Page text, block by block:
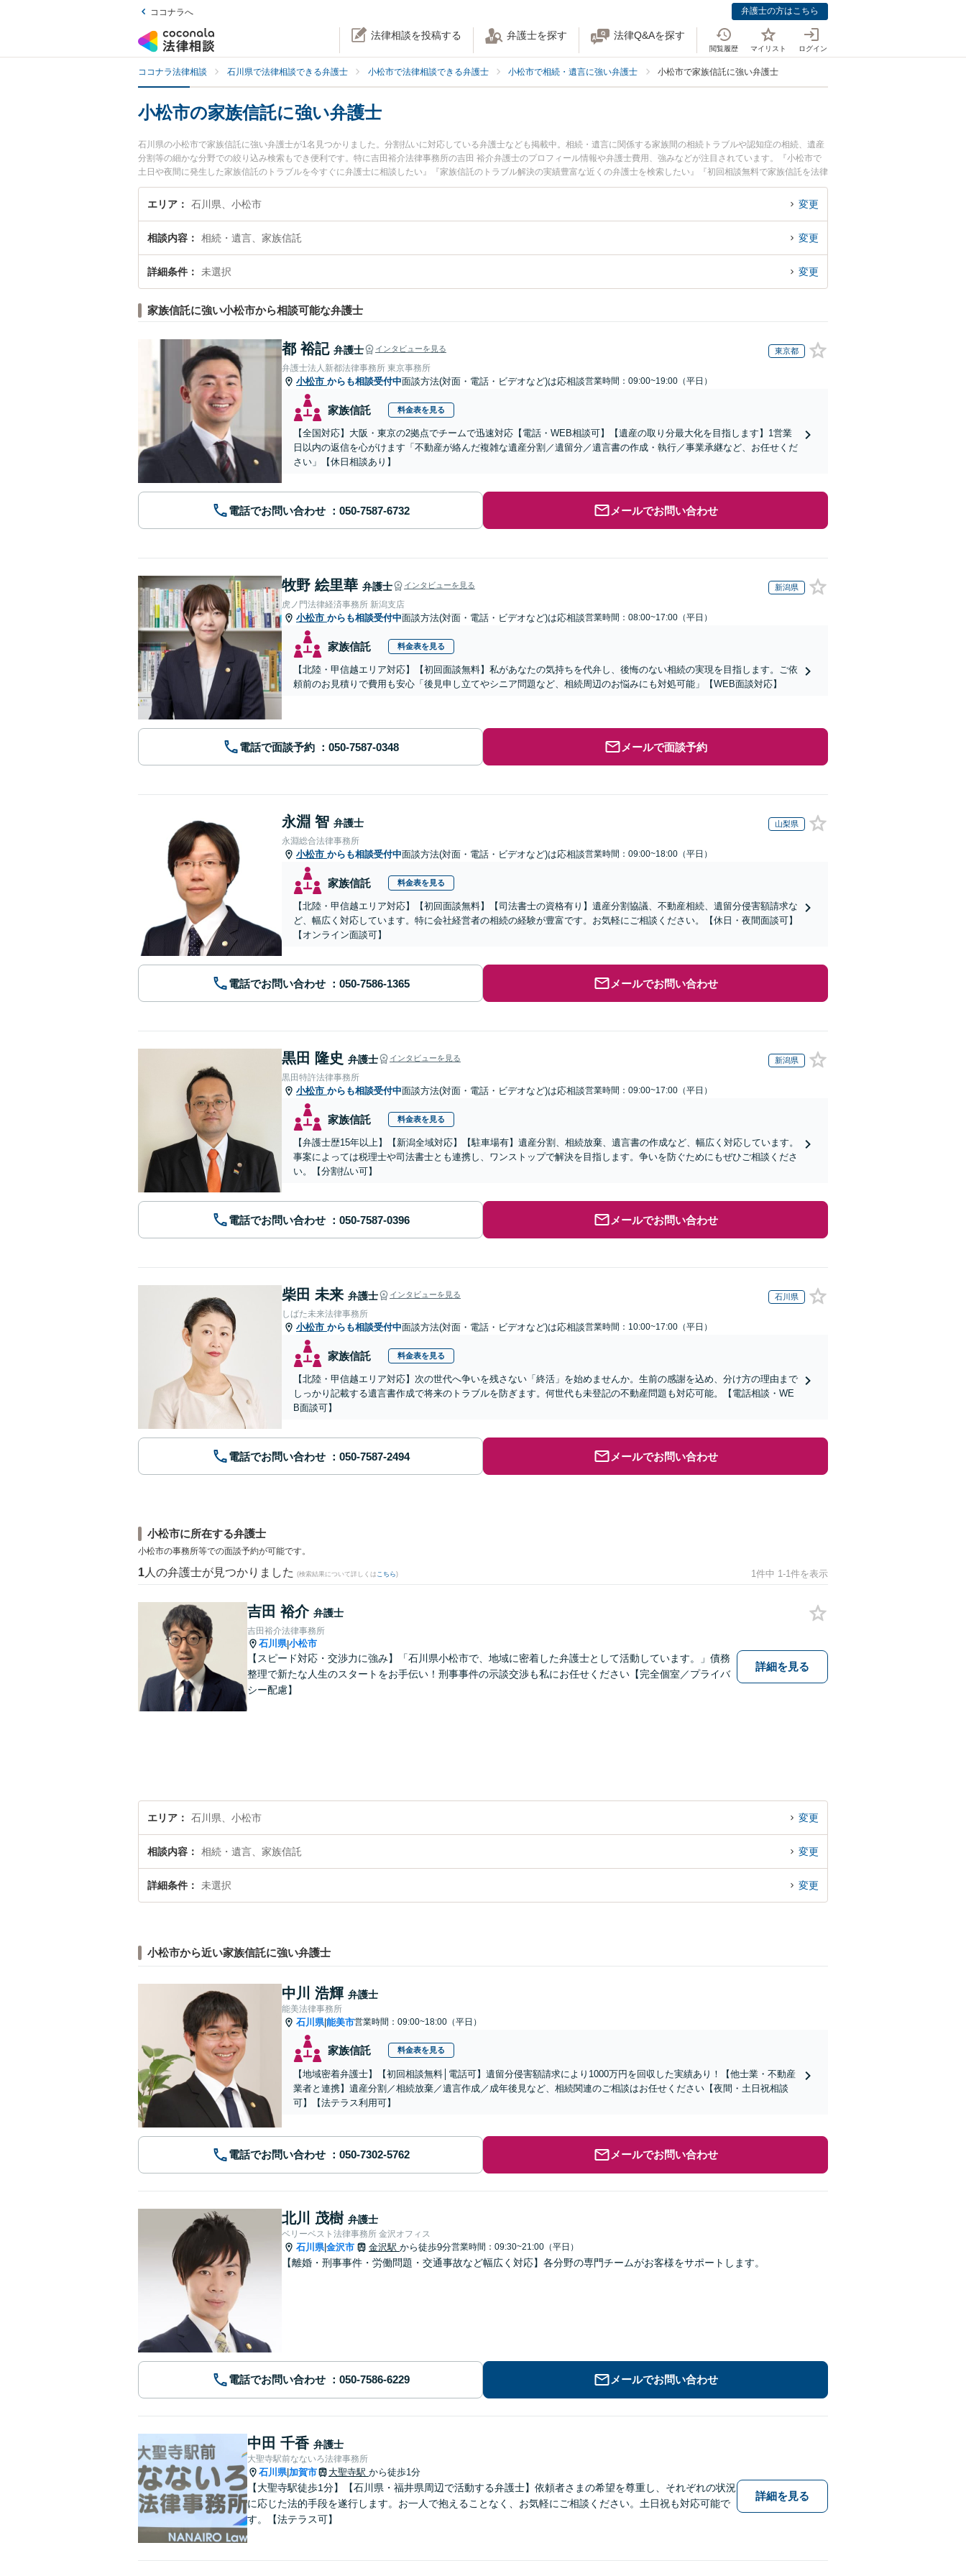
ココナラへ 弁護士の方はこちら
法律相談を投稿する 弁護士を探す 法律Q&Aを探す
閲覧履歴 マイリスト ログイン
ココナラ法律相談 石川県で法律相談できる弁護士 小松市で法律相談できる弁護士 小松市で相続・遺言に強い弁護士 小松市で家族信託に強い弁護士
小松市の家族信託に強い弁護士
石川県の小松市で家族信託に強い弁護士が1名見つかりました。分割払いに対応している弁護士なども掲載中。相続・遺言に関係する家族間の相続トラブルや認知症の相続、遺産
分割等の細かな分野での絞り込み検索もでき便利です。特に吉田裕介法律事務所の吉田 裕介弁護士のプロフィール情報や弁護士費用、強みなどが注目されています。『小松市で
土日や夜間に発生した家族信託のトラブルを今すぐに弁護士に相談したい』『家族信託のトラブル解決の実績豊富な近くの弁護士を検索したい』『初回相談無料で家族信託を法律
相談できる小松市内の弁護士に相談予約したい』などでお困りの相談者さんにおすすめです。
エリア 石川県、小松市 変更
相談内容 相続・遺言、家族信託 変更
詳細条件 未選択 変更
家族信託に強い小松市から相談可能な弁護士
都 裕記 弁護士 インタビューを見る 東京都
弁護士法人新都法律事務所 東京事務所
小松市 からも相談受付中面談方法(対面・電話・ビデオなど)は応相談営業時間：09:00~19:00（平日）
家族信託 料金表を見る
【全国対応】大阪・東京の2拠点でチームで迅速対応【電話・WEB相談可】【遺産の取り分最大化を目指します】1営業
日以内の返信を心がけます「不動産が絡んだ複雑な遺産分割／遺留分／遺言書の作成・執行／事業承継など、お任せくだ
さい」【休日相談あり】
電話でお問い合わせ メールでお問い合わせ
牧野 絵里華 弁護士 インタビューを見る 新潟県
虎ノ門法律経済事務所 新潟支店
小松市 からも相談受付中面談方法(対面・電話・ビデオなど)は応相談営業時間：08:00~17:00（平日）
家族信託 料金表を見る
【北陸・甲信越エリア対応】【初回面談無料】私があなたの気持ちを代弁し、後悔のない相続の実現を目指します。ご依
頼前のお見積りで費用も安心「後見申し立てやシニア問題など、相続周辺のお悩みにも対処可能」【WEB面談対応】
電話で面談予約 メールで面談予約
永淵 智 弁護士 山梨県
永淵総合法律事務所
小松市 からも相談受付中面談方法(対面・電話・ビデオなど)は応相談営業時間：09:00~18:00（平日）
家族信託 料金表を見る
【北陸・甲信越エリア対応】【初回面談無料】【司法書士の資格有り】遺産分割協議、不動産相続、遺留分侵害額請求な
ど、幅広く対応しています。特に会社経営者の相続の経験が豊富です。お気軽にご相談ください。【休日・夜間面談可】
【オンライン面談可】
電話でお問い合わせ メールでお問い合わせ
黒田 隆史 弁護士 インタビューを見る 新潟県
黒田特許法律事務所
小松市 からも相談受付中面談方法(対面・電話・ビデオなど)は応相談営業時間：09:00~17:00（平日）
家族信託 料金表を見る
【弁護士歴15年以上】【新潟全域対応】【駐車場有】遺産分割、相続放棄、遺言書の作成など、幅広く対応しています。
事案によっては税理士や司法書士とも連携し、ワンストップで解決を目指します。争いを防ぐためにもぜひご相談くださ
い。【分割払い可】
電話でお問い合わせ メールでお問い合わせ
柴田 未来 弁護士 インタビューを見る 石川県
しばた未来法律事務所
小松市 からも相談受付中面談方法(対面・電話・ビデオなど)は応相談営業時間：10:00~17:00（平日）
家族信託 料金表を見る
【北陸・甲信越エリア対応】次の世代へ争いを残さない「終活」を始めませんか。生前の感謝を込め、分け方の理由まで
しっかり記載する遺言書作成で将来のトラブルを防ぎます。何世代も未登記の不動産問題も対応可能。【電話相談・WE
B面談可】
電話でお問い合わせ メールでお問い合わせ
小松市に所在する弁護士
小松市の事務所等での面談予約が可能です。
1 人の弁護士が見つかりました (検索結果について詳しくは こちら) 1件中 1-1件を表示
吉田 裕介 弁護士
吉田裕介法律事務所
石川県|小松市
【スピード対応・交渉力に強み】「石川県小松市で、地域に密着した弁護士として活動しています。」債務
整理で新たな人生のスタートをお手伝い！刑事事件の示談交渉も私にお任せください【完全個室／プライバ
シー配慮】
詳細を見る
エリア 石川県、小松市 変更
相談内容 相続・遺言、家族信託 変更
詳細条件 未選択 変更
小松市から近い家族信託に強い弁護士
中川 浩輝 弁護士
能美法律事務所
石川県|能美市営業時間：09:00~18:00（平日）
家族信託 料金表を見る
【地域密着弁護士】【初回相談無料│電話可】遺留分侵害額請求により1000万円を回収した実績あり！【他士業・不動産
業者と連携】遺産分割／相続放棄／遺言作成／成年後見など、相続関連のご相談はお任せください【夜間・土日祝相談
可】【法テラス利用可】
電話でお問い合わせ メールでお問い合わせ
北川 茂樹 弁護士
ベリーベスト法律事務所 金沢オフィス
石川県|金沢市 金沢駅 から徒歩9分営業時間：09:30~21:00（平日）
【離婚・刑事事件・労働問題・交通事故など幅広く対応】各分野の専門チームがお客様をサポートします。
電話でお問い合わせ メールでお問い合わせ
中田 千香 弁護士
大聖寺駅前なないろ法律事務所
石川県|加賀市 大聖寺駅 から徒歩1分
【大聖寺駅徒歩1分】【石川県・福井県周辺で活動する弁護士】依頼者さまの希望を尊重し、それぞれの状況
に応じた法的手段を遂行します。お一人で抱えることなく、お気軽にご相談ください。土日祝も対応可能で
す。【法テラス可】
詳細を見る